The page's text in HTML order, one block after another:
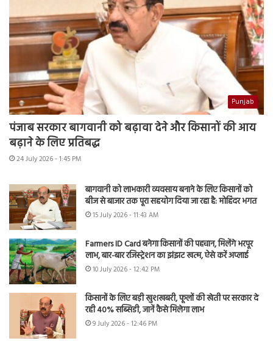
Punjab
पंजाब सरकार बागवानी को बढ़ावा देने और किसानों की आय
बढ़ाने के लिए प्रतिबद्ध
24 July 2026 - 1:45 PM
बागवानी को लाभकारी व्यवसाय बनाने के लिए किसानों को
बीज से बाजार तक पूरा सहयोग दिया जा रहा है: मोहिंदर भगत
15 July 2026 - 11:43 AM
Farmers ID Card बनेगा किसानों की पहचान, मिलेंगे भरपूर
लाभ, बार-बार रजिस्ट्रेशन का झंझट खत्म, ऐसे करें अप्लाई
10 July 2026 - 12:42 PM
किसानों के लिए बड़ी खुशखबरी, फूलों की खेती पर सरकार दे
रही 40% सब्सिडी, जानें कैसे मिलेगा लाभ
9 July 2026 - 12:46 PM